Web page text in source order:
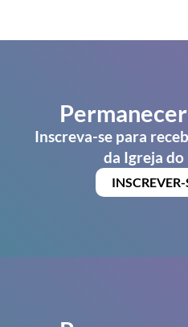
Inscreva-se para
da Igreja do